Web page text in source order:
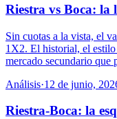
Riestra vs Boca: la
Sin cuotas a la vista, el
1X2. El historial, el
mercado secundario que
Análisis·12 de junio,
Riestra-Boca: la